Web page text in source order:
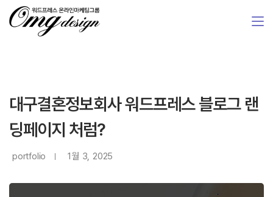
대구결혼정보회사 워드프레스 블로그 랜
딩페이지 처럼?
portfolio 1월 3, 2025